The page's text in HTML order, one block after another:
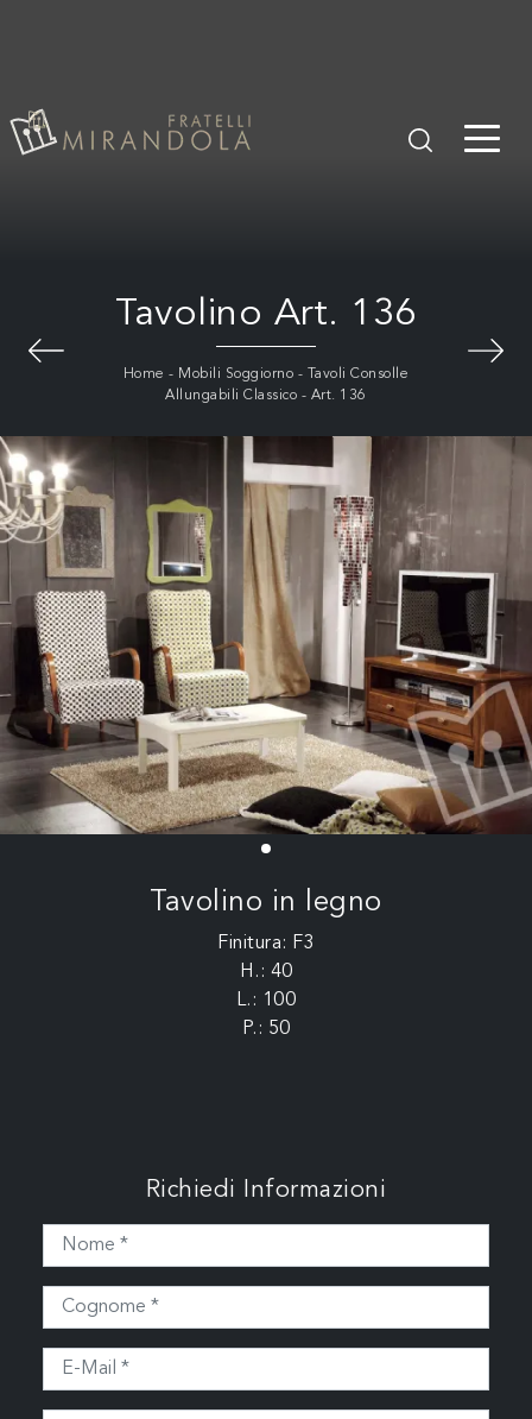
Tavolino Art. 136
Home - Mobili Soggiorno -
Tavoli Consolle
Allungabili Classico - Art. 136
Tavolino in legno
Finitura: F3
H.: 40
L.: 100
P.: 50
Richiedi Informazioni